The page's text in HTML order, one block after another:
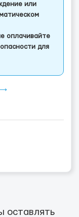
или
оплачивайте
для
⟶
оставлять